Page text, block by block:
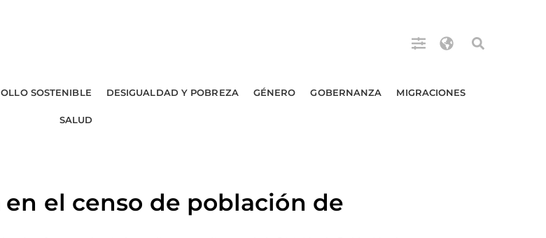
SOSTENIBLE DESIGUALDAD Y POBREZA GÉNERO GOBERNANZA MIGRACIONES
SALUD
el censo de población de